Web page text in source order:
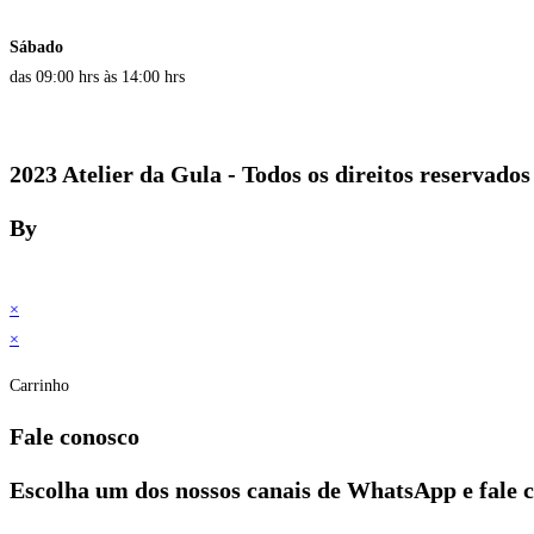
Sábado
das 09:00 hrs às 14:00 hrs
2023 Atelier da Gula - Todos os direitos reservados
By
×
×
Carrinho
Fale conosco
Escolha um dos nossos canais de WhatsApp e fale